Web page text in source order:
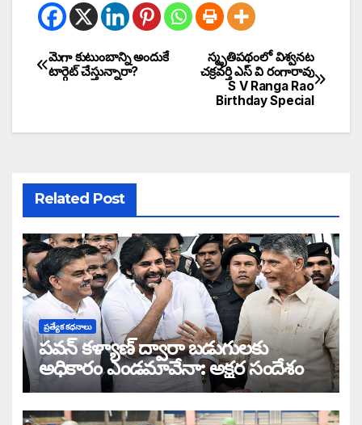
స్మృతిపథంలో విశ్వనట
చక్రవర్తి ఎస్ వి రంగారావు
S V Ranga Rao
Birthday Special
మెగా కుటుంబాన్ని అందుకే
టార్గెట్ చేస్తున్నారా?
Related Post
ప్రత్యేక కధనాలు
పవన్ కళ్యాణ్ ద్వారా బడుగులకు
అధికారం ఎండమావేనా: అక్షర సందేశం